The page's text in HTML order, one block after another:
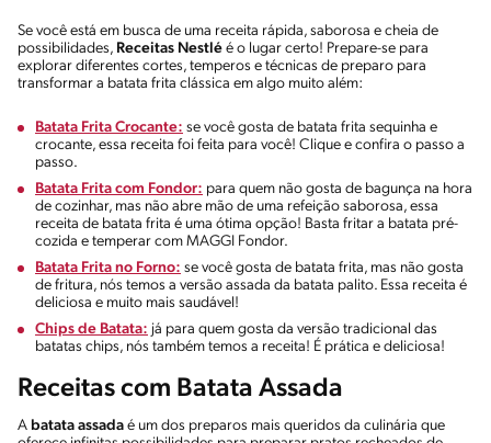
Se você está em busca de uma receita rápida, saborosa e cheia de
possibilidades, Receitas Nestlé é o lugar certo! Prepare-se para
explorar diferentes cortes, temperos e técnicas de preparo para
transformar a batata frita clássica em algo muito além:
Batata Frita Crocante: se você gosta de batata frita sequinha e
crocante, essa receita foi feita para você! Clique e confira o passo a
passo.
Batata Frita com Fondor: para quem não gosta de bagunça na hora
de cozinhar, mas não abre mão de uma refeição saborosa, essa
receita de batata frita é uma ótima opção! Basta fritar a batata pré-
cozida e temperar com MAGGI Fondor.
Batata Frita no Forno: se você gosta de batata frita, mas não gosta
de fritura, nós temos a versão assada da batata palito. Essa receita é
deliciosa e muito mais saudável!
Chips de Batata: já para quem gosta da versão tradicional das
batatas chips, nós também temos a receita! É prática e deliciosa!
Receitas com Batata Assada
A batata assada é um dos preparos mais queridos da culinária que